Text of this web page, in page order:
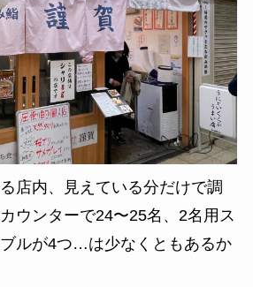
店内、見えている分だけで調
ウンターで24〜25名 、2名用ス
ルが4つ…は少なくともあるか